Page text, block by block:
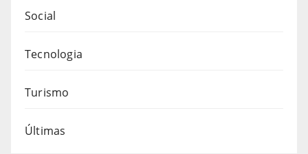
Social
Tecnologia
Turismo
Últimas